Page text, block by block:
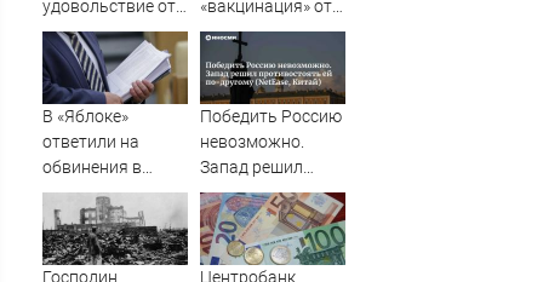
удовольствие от
пропускания чего-
либо»
«вакцинация» от
Грефа для
«дорогих
россиян»
В «Яблоке»
ответили на
обвинения в
иностранном
финансировании
Победить Россию
невозможно.
Запад решил
противостоять ей
по-другому
(NetEase, Китай)
Господин
Центробанк